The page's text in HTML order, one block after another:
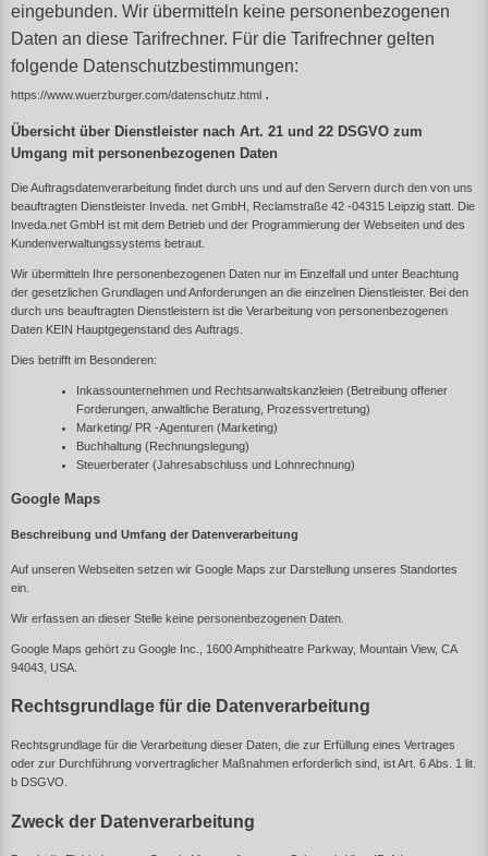
eingebunden. Wir übermitteln keine personenbezogenen
Daten an diese Tarifrechner. Für die Tarifrechner gelten
folgende Datenschutzbestimmungen:
https://www.wuerzburger.com/datenschutz.html .
Übersicht über Dienstleister nach Art. 21 und 22 DSGVO zum
Umgang mit personenbezogenen Daten
Die Auftragsdatenverarbeitung findet durch uns und auf den Servern durch den von uns
beauftragten Dienstleister Inveda. net GmbH, Reclamstraße 42 -04315 Leipzig statt. Die
Inveda.net GmbH ist mit dem Betrieb und der Programmierung der Webseiten und des
Kundenverwaltungssystems betraut.
Wir übermitteln Ihre personenbezogenen Daten nur im Einzelfall und unter Beachtung
der gesetzlichen Grundlagen und Anforderungen an die einzelnen Dienstleister. Bei den
durch uns beauftragten Dienstleistern ist die Verarbeitung von personenbezogenen
Daten KEIN Hauptgegenstand des Auftrags.
Dies betrifft im Besonderen:
Inkassounternehmen und Rechtsanwaltskanzleien (Betreibung offener
Forderungen, anwaltliche Beratung, Prozessvertretung)
Marketing/ PR -Agenturen (Marketing)
Buchhaltung (Rechnungslegung)
Steuerberater (Jahresabschluss und Lohnrechnung)
Google Maps
Beschreibung und Umfang der Datenverarbeitung
Auf unseren Webseiten setzen wir Google Maps zur Darstellung unseres Standortes
ein.
Wir erfassen an dieser Stelle keine personenbezogenen Daten.
Google Maps gehört zu Google Inc., 1600 Amphitheatre Parkway, Mountain View, CA
94043, USA.
Rechtsgrundlage für die Datenverarbeitung
Rechtsgrundlage für die Verarbeitung dieser Daten, die zur Erfüllung eines Vertrages
oder zur Durchführung vorvertraglicher Maßnahmen erforderlich sind, ist Art. 6 Abs. 1 lit.
b DSGVO.
Zweck der Datenverarbeitung